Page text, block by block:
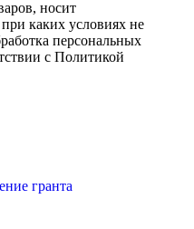
носит
каких условиях не
персональных
с Политикой
гранта